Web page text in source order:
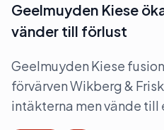
Geelmuyden Kiese
vänder till förlust
Geelmuyden Kiese
förvärven Wikberg &
intäkterna men vände till